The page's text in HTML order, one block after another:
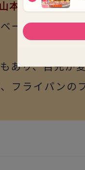
本 ゆりさんのコ
ースの和風の
あり、目先が
フライパンの